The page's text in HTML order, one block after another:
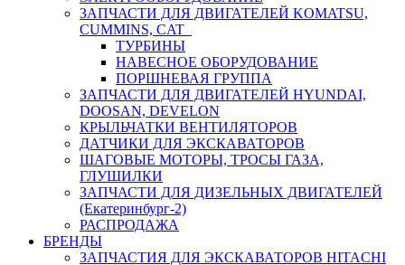
ЗАПЧАСТИ ДЛЯ ДВИГАТЕЛЕЙ KOMATSU,
CUMMINS, CAT
ТУРБИНЫ
НАВЕСНОЕ ОБОРУДОВАНИЕ
ПОРШНЕВАЯ ГРУППА
ЗАПЧАСТИ ДЛЯ ДВИГАТЕЛЕЙ HYUNDAI,
DOOSAN, DEVELON
КРЫЛЬЧАТКИ ВЕНТИЛЯТОРОВ
ДАТЧИКИ ДЛЯ ЭКСКАВАТОРОВ
ШАГОВЫЕ МОТОРЫ, ТРОСЫ ГАЗА,
ГЛУШИЛКИ
ЗАПЧАСТИ ДЛЯ ДИЗЕЛЬНЫХ ДВИГАТЕЛЕЙ
(Екатеринбург-2)
РАСПРОДАЖА
БРЕНДЫ
ЗАПЧАСТИЯ ДЛЯ ЭКСКАВАТОРОВ HITACHI